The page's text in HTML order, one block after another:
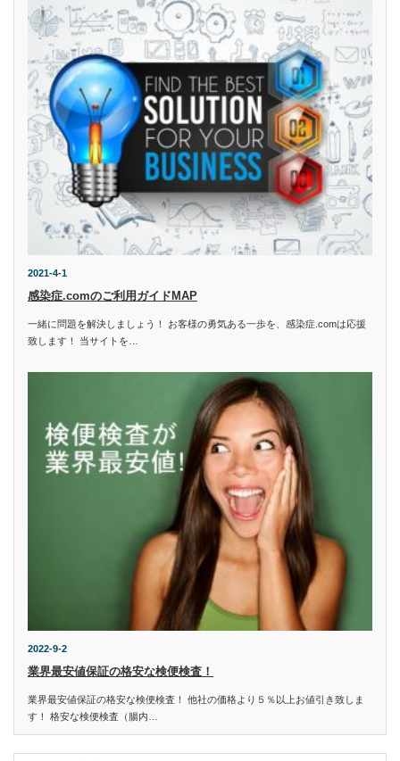
2021-4-1
感染症.comのご利用ガイドMAP
一緒に問題を解決しましょう！ お客様の勇気ある一歩を、感染症.comは応援
致します！ 当サイトを…
2022-9-2
業界最安値保証の格安な検便検査！
業界最安値保証の格安な検便検査！ 他社の価格より５％以上お値引き致しま
す！ 格安な検便検査（腸内…